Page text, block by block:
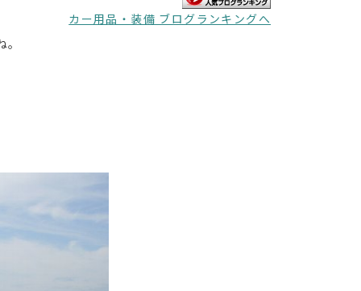
カー用品・装備 ブログランキングへ